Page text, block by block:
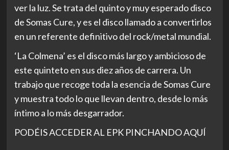
ver la luz. Se trata del quinto y muy esperado disco
de Somas Cure, y es el disco llamado a convertirlos
en un referente definitivo del rock/metal mundial.
‘La Colmena’ es el disco más largo y ambicioso de
este quinteto en sus diez años de carrera. Un
trabajo que recoge toda la esencia de Somas Cure
y muestra todo lo que llevan dentro, desde lo más
íntimo a lo más desgarrador.
PODÉIS ACCEDER AL EPK PINCHANDO AQUÍ